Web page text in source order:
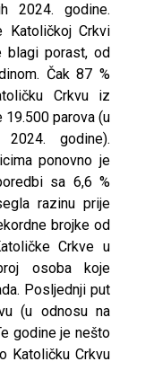
2024. godine.
Katoličkoj Crkvi
blagi porast, od
Čak 87 %
Crkvu iz
parova (u
godine).
ponovno je
sa 6,6 %
razinu prije
brojke od
Crkve u
osoba koje
Posljednji put
(u odnosu na
godine je nešto
Katoličku Crkvu